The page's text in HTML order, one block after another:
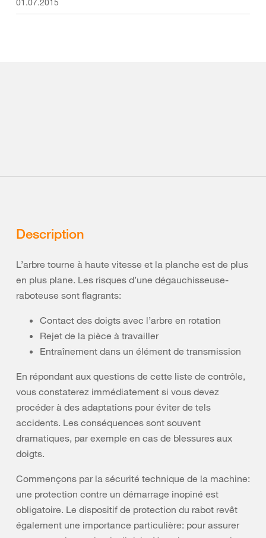
01.07.2015
Description
L’arbre tourne à haute vitesse et la planche est de plus
en plus plane. Les risques d’une dégauchisseuse-
raboteuse sont flagrants:
Contact des doigts avec l’arbre en rotation
Rejet de la pièce à travailler
Entraînement dans un élément de transmission
En répondant aux questions de cette liste de contrôle,
vous constaterez immédiatement si vous devez
procéder à des adaptations pour éviter de tels
accidents. Les conséquences sont souvent
dramatiques, par exemple en cas de blessures aux
doigts.
Commençons par la sécurité technique de la machine:
une protection contre un démarrage inopiné est
obligatoire. Le dispositif de protection du rabot revêt
également une importance particulière: pour assurer